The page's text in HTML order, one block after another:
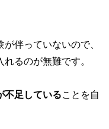
伴っていないので、
るのが無難です。
不足していることを自